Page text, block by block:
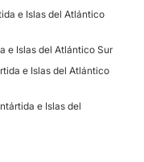
e Islas del Atlántico
e Islas del Atlántico Sur
e Islas del Atlántico
e Islas del